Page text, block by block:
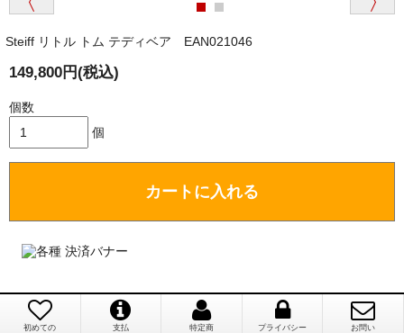
か？
国内で一度検品をしますので、決済確認後、２～４
週間でのお届けとなります。
（稀に、通関手続き等に時間がかかり、納期が遅れる
ます。）
注文のキャンセルは可能ですか？
お取り寄せ商品となっておりますため、仕入先へ発
兵庫県 A・K 様 （女性）
「ベアちゃんの紹介分が丁寧に書かれていたこ
き、対応に誠実さを感じました」
Steiff リトル トム テディベア EAN021046
149,800円(税込)
個数
個
カートに入れる
初めての 支払 特定商 プライバシー お問い